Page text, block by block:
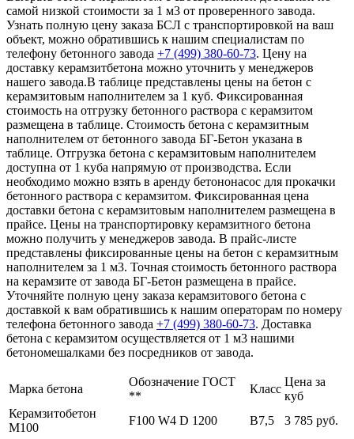
самой низкой стоимости за 1 м3 от проверенного завода.
Узнать полную цену заказа БСЛ с транспортировкой на ваш
объект, можно обратившись к нашим специалистам по
телефону бетонного завода +7 (499) 380-60-73. Цену на
доставку керамзитбетона можно уточнить у менеджеров
нашего завода.В таблице представлены цены на бетон с
керамзитовым наполнителем за 1 куб. Фиксированная
стоимость на отгрузку бетонного раствора с керамзитом
размещена в таблице. Стоимость бетона с керамзитным
наполнителем от бетонного завода БГ-Бетон указана в
таблице. Отгрузка бетона с керамзитовым наполнителем
доступна от 1 куба напрямую от производства. Если
необходимо можно взять в аренду бетононасос для прокачки
бетонного раствора с керамзитом. Фиксированная цена
доставки бетона с керамзитовым наполнителем размещена в
прайсе. Цены на транспортировку керамзитного бетона
можно получить у менеджеров завода. В прайс-листе
представлены фиксированные цены на бетон с керамзитным
наполнителем за 1 м3. Точная стоимость бетонного раствора
на керамзите от завода БГ-Бетон размещена в прайсе.
Уточняйте полную цену заказа керамзитового бетона с
доставкой к вам обратившись к нашим операторам по номеру
телефона бетонного завода +7 (499) 380-60-73. Доставка
бетона с керамзитом осуществляется от 1 м3 нашими
бетономешалками без посредников от завода.
Марка бетона
Обозначение ГОСТ
**
Класс
Цена за
куб
Керамзитобетон
М100
F100 W4 D 1200 В7,5
3 785 руб.